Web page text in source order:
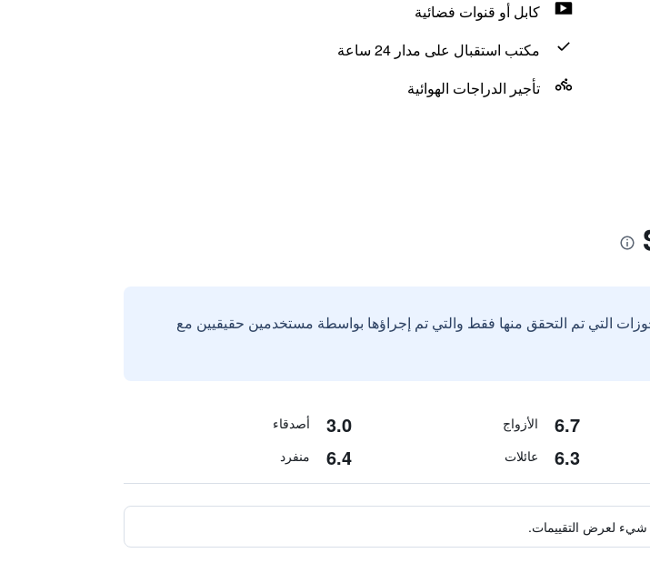
كابل أو قنوات فضائية
مكتب استقبال على مدار 24 ساعة
تأجير الدراجات الهوائية
التي تم التحقق منها فقط والتي تم إجراؤها بواسطة مستخدمين حقيقيين مع
6.7 الأزواج 3.0 أصدقاء
6.3 عائلات 6.4 منفرد
شيء لعرض التقييمات.